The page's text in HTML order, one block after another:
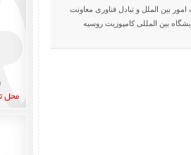
بین الملل و تبادل فناوری معاونت
بین المللی کامپوزیت روسیه